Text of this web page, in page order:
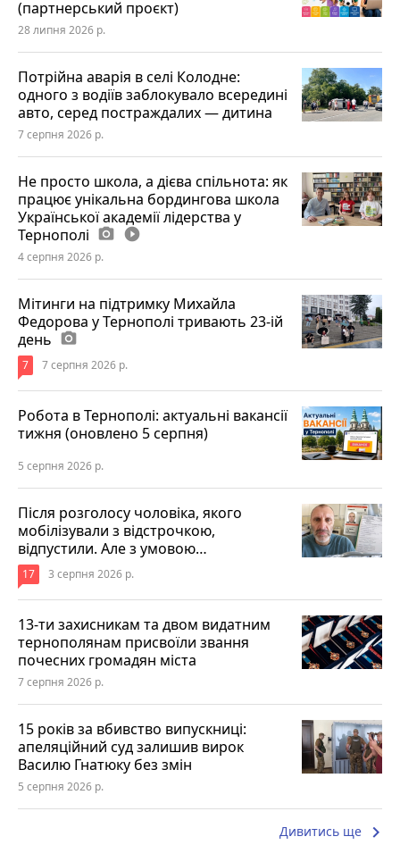
(партнерський проєкт)
28 липня 2026 р.
Потрійна аварія в селі Колодне:
одного з водіїв заблокувало всередині
авто, серед постраждалих — дитина
7 серпня 2026 р.
Не просто школа, а дієва спільнота: як
працює унікальна бордингова школа
Української академії лідерства у
Тернополі photo_camera play_circle_filled
4 серпня 2026 р.
Мітинги на підтримку Михайла
Федорова у Тернополі тривають 23-ій
день photo_camera
7 7 серпня 2026 р.
Робота в Тернополі: актуальні вакансії
тижня (оновлено 5 серпня)
5 серпня 2026 р.
Після розголосу чоловіка, якого
мобілізували з відстрочкою,
відпустили. Але з умовою…
17 3 серпня 2026 р.
13-ти захисникам та двом видатним
тернополянам присвоїли звання
почесних громадян міста
7 серпня 2026 р.
15 років за вбивство випускниці:
апеляційний суд залишив вирок
Василю Гнатюку без змін
5 серпня 2026 р.
Дивитись ще keyboard_arrow_right